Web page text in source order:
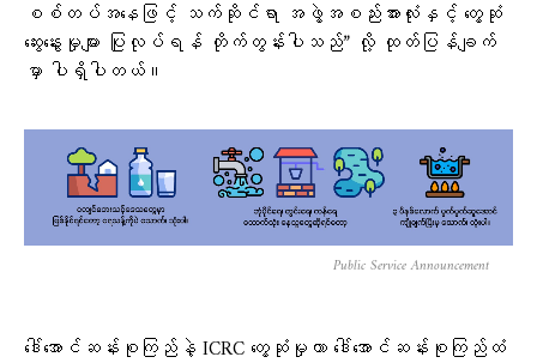
စစ်တပ်အနေဖြင့် သက်ဆိုင်ရာ အဖွဲ့အစည်းအားလုံးနှင့် တွေ့ဆုံ
ဆွေးနွေးမှုများ ပြုလုပ်ရန် တိုက်တွန်းပါသည်” လို့ ထုတ်ပြန်ချက်
မှာ ပါရှိပါတယ်။
Public Service Announcement
ဒေါ်အောင်ဆန်းစုကြည်နဲ့ ICRC တွေ့ဆုံမှုဟာ ဒေါ်အောင်ဆန်းစုကြည်ထံ